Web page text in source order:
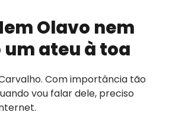
Olavo nem
um ateu à toa
Com importância tão
vou falar dele, preciso